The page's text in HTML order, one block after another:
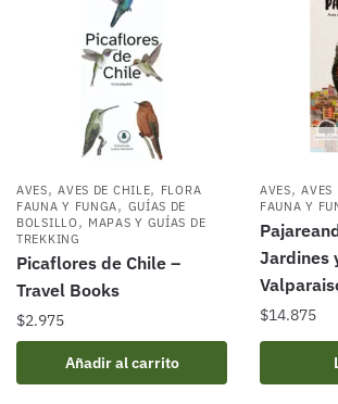
AVES,AVES DE CHILE, FLORA
FAUNA Y FUNGA, GUÍAS DE
BOLSILLO , MAPAS Y GUÍAS DE
TREKKING
Picaflores de Chile –
Travel Books
$2.975
Añadir al carrito
AVES,AVES
FAUNA Y
Jardines
$14.875